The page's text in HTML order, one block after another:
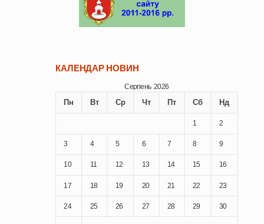
КАЛЕНДАР НОВИН
Серпень 2026
Пн Вт Ср Чт Пт Сб Нд
1 2
3 4 5 6 7 8 9
10 11 12 13 14 15 16
17 18 19 20 21 22 23
24 25 26 27 28 29 30